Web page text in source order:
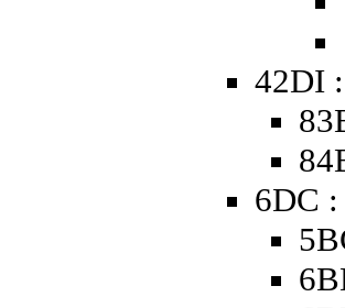
42DI
6DC :